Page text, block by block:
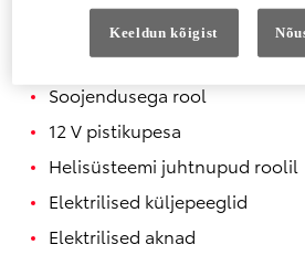
Automaatselt kokkuklapitavad
küljepeeglid
Soojendusega rool
12 V pistikupesa
Helisüsteemi juhtnupud roolil
Elektrilised küljepeeglid
Elektrilised aknad
Keeldun kõigist